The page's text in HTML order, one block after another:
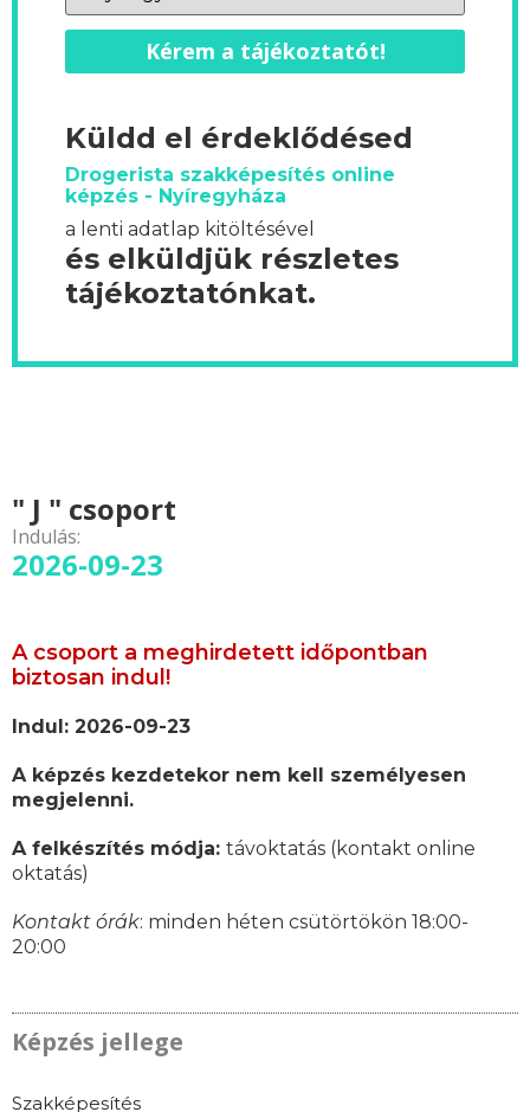
Kérem a tájékoztatót!
Küldd el érdeklődésed
Drogerista szakképesítés online
képzés - Nyíregyháza
a lenti adatlap kitöltésével
és elküldjük részletes
tájékoztatónkat.
" J " csoport
Indulás:
2026-09-23
A csoport a meghirdetett időpontban
biztosan indul!
Indul: 2026-09-23
A képzés kezdetekor nem kell személyesen
megjelenni.
A felkészítés módja: távoktatás (kontakt online
oktatás)
Kontakt órák: minden héten csütörtökön 18:00-
20:00
Képzés jellege
Szakképesítés